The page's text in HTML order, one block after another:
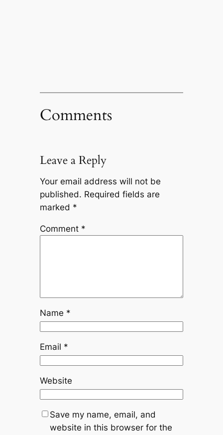
Comments
Leave a Reply
Your email address will not be
published. Required fields are
marked *
Comment *
Name *
Email *
Website
Save my name, email, and
website in this browser for the